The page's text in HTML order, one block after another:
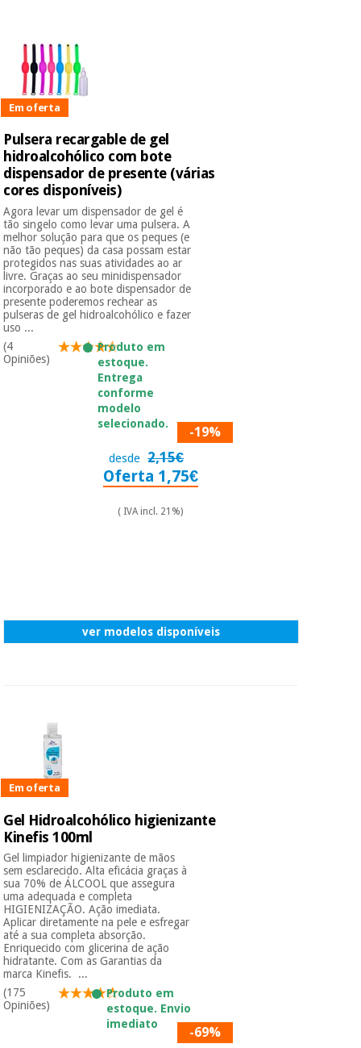
Ofertas
Outlet
Fisaude
Tech
Academy
Fisaude
Aluguer
tradicional
chinesa
Mobiliário
clínico
Gabinetes
terapêuticos
Material de
proteção
essencial
para
coronavirus
Aerobic,
fitness
e
pilates
Novidades
Ofertas
Outlet
Fisaude
Tech
Academy
médico
sanitário
Medicina
chinesa
Mobiliário
clínico
Gabinetes
terapêuticos
Material de
proteção
essencial
Instrumental
cirúrgico
(liquidação)
Em oferta
Pulsera recargable de gel
hidroalcohólico com bote
dispensador de presente (várias
cores disponíveis)
Agora levar um dispensador de gel é
tão singelo como levar uma pulsera. A
melhor solução para que os peques (e
não tão peques) da casa possam estar
protegidos nas suas atividades ao ar
livre. Graças ao seu minidispensador
incorporado e ao bote dispensador de
presente poderemos rechear as
pulseras de gel hidroalcohólico e fazer
uso ...
(4
Opiniões)
Produto em
estoque.
Entrega
conforme
modelo
selecionado.
-19%
desde 2,15€
Oferta 1,75€
( IVA incl. 21%)
ver modelos disponíveis
Em oferta
Gel Hidroalcohólico higienizante
Kinefis 100ml
Gel limpiador higienizante de mãos
sem esclarecido. Alta eficácia graças à
sua 70% de ÁLCOOL que assegura
uma adequada e completa
HIGIENIZAÇÃO. Ação imediata.
Aplicar diretamente na pele e esfregar
até a sua completa absorção.
Enriquecido com glicerina de ação
hidratante. Com as Garantias da
marca Kinefis. ...
(175
Opiniões)
Produto em
estoque. Envio
imediato
-69%